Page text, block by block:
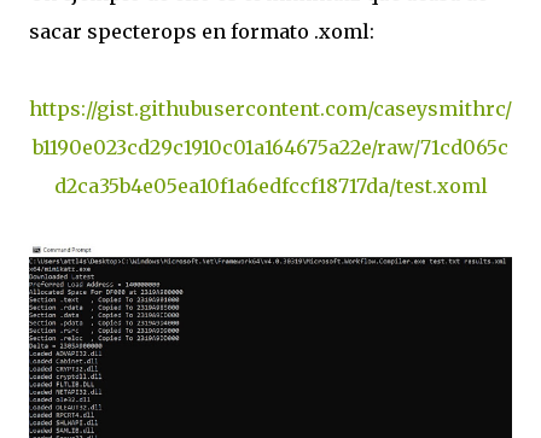
sacar specterops en formato .xoml:
https://gist.githubusercontent.com/caseysmithrc/
b1190e023cd29c1910c01a164675a22e/raw/71cd065c
d2ca35b4e05ea10f1a6edfccf18717da/test.xoml